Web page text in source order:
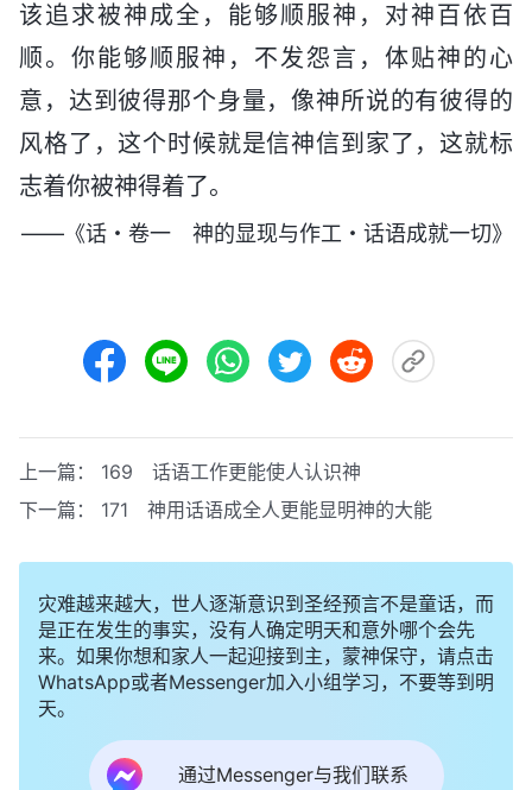
该追求被神成全，能够顺服神，对神百依百
顺。你能够顺服神，不发怨言，体贴神的心
意，达到彼得那个身量，像神所说的有彼得的
风格了，这个时候就是信神信到家了，这就标
志着你被神得着了。
——《话・卷一 神的显现与作工・话语成就一切》
上一篇： 169 话语工作更能使人认识神
下一篇： 171 神用话语成全人更能显明神的大能
灾难越来越大，世人逐渐意识到圣经预言不是童话，而
是正在发生的事实，没有人确定明天和意外哪个会先
来。如果你想和家人一起迎接到主，蒙神保守，请点击
WhatsApp或者Messenger加入小组学习，不要等到明
天。
通过Messenger与我们联系